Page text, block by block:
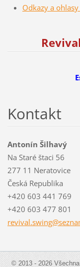
Odkazy a
Kontakt
Antonín Šilhavý
Na Staré štaci 56
277 11 Neratovice
Česká Republika
+420 603 441 769
+420 603 477 801
revival.swing@se
© 2013 - 2026